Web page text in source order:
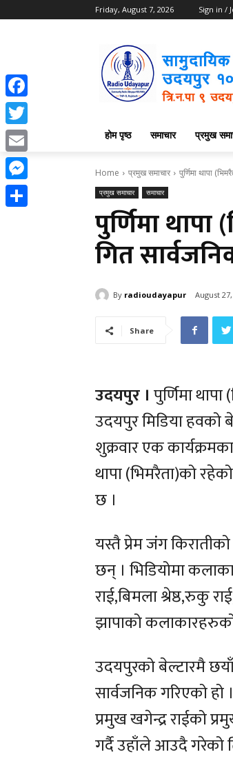
Friday, August 7, 2026 Sign in /
होम पृष्ठ समाचार प्रमुख
Home प्रमुख समाचार पुर्णिमा थापा
प्रमुख समाचार समाचार
पुर्णिमा
गित
By radioudayapur August 27,
Share
उदयपुर । पुर्णिमा
उदयपुर मिडिया हवको
शुक्रवार एक
थापा (भिमरैता)को
छ ।
यस्तै प्रेम जंग
छन् । भिडियोमा
राई,बिमला श्रेष्ठ,रुकु
झापाको
उदयपुरको बेल्टारमै
सार्वजनिक गरिएको
प्रमुख खगेन्द्र राईको
गर्दै उहाँले आउदै
Facebook
Twitter
Email
Messenger